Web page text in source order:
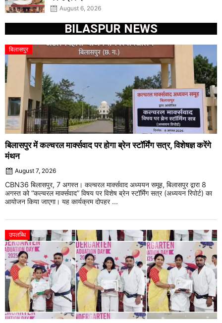
August 6, 2026
BILASPUR NEWS
बिलासपुर
बिलासपुर में कल्चरल मार्क्सवाद पर होगा ब्रेन स्टॉर्मिंग सत्र, विशेषज्ञ करेंगे
मंथन
August 7, 2026
CBN36 बिलासपुर, 7 अगस्त। कल्चरल मार्क्सवाद अध्ययन समूह, बिलासपुर द्वारा 8
अगस्त को “कल्चरल मार्क्सवाद” विषय पर विशेष ब्रेन स्टॉर्मिंग सत्र (अध्ययन रिपोर्ट) का
आयोजन किया जाएगा। यह कार्यक्रम दोपहर ...
उपलब्धि